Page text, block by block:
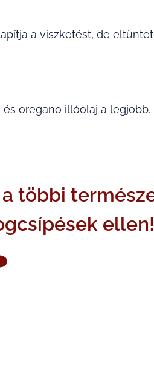
a viszketést, de
oregano illóolaj a
többi
ellen!